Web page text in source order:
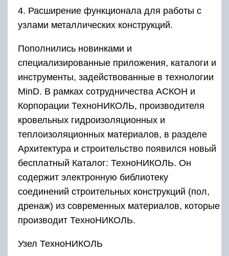
4. Расширение функционала для работы с
узлами металлических конструкций.
Пополнились новинками и
специализированные приложения, каталоги и
инструменты, задействованные в технологии
MinD. В рамках сотрудничества АСКОН и
Корпорации ТехноНИКОЛЬ, производителя
кровельных гидроизоляционных и
теплоизоляционных материалов, в разделе
Архитектура и строительство появился новый
бесплатный Каталог: ТехноНИКОЛЬ. Он
содержит электронную библиотеку
соединений строительных конструкций (пол,
дренаж) из современных материалов, которые
производит ТехноНИКОЛЬ.
Узел ТехноНИКОЛЬ